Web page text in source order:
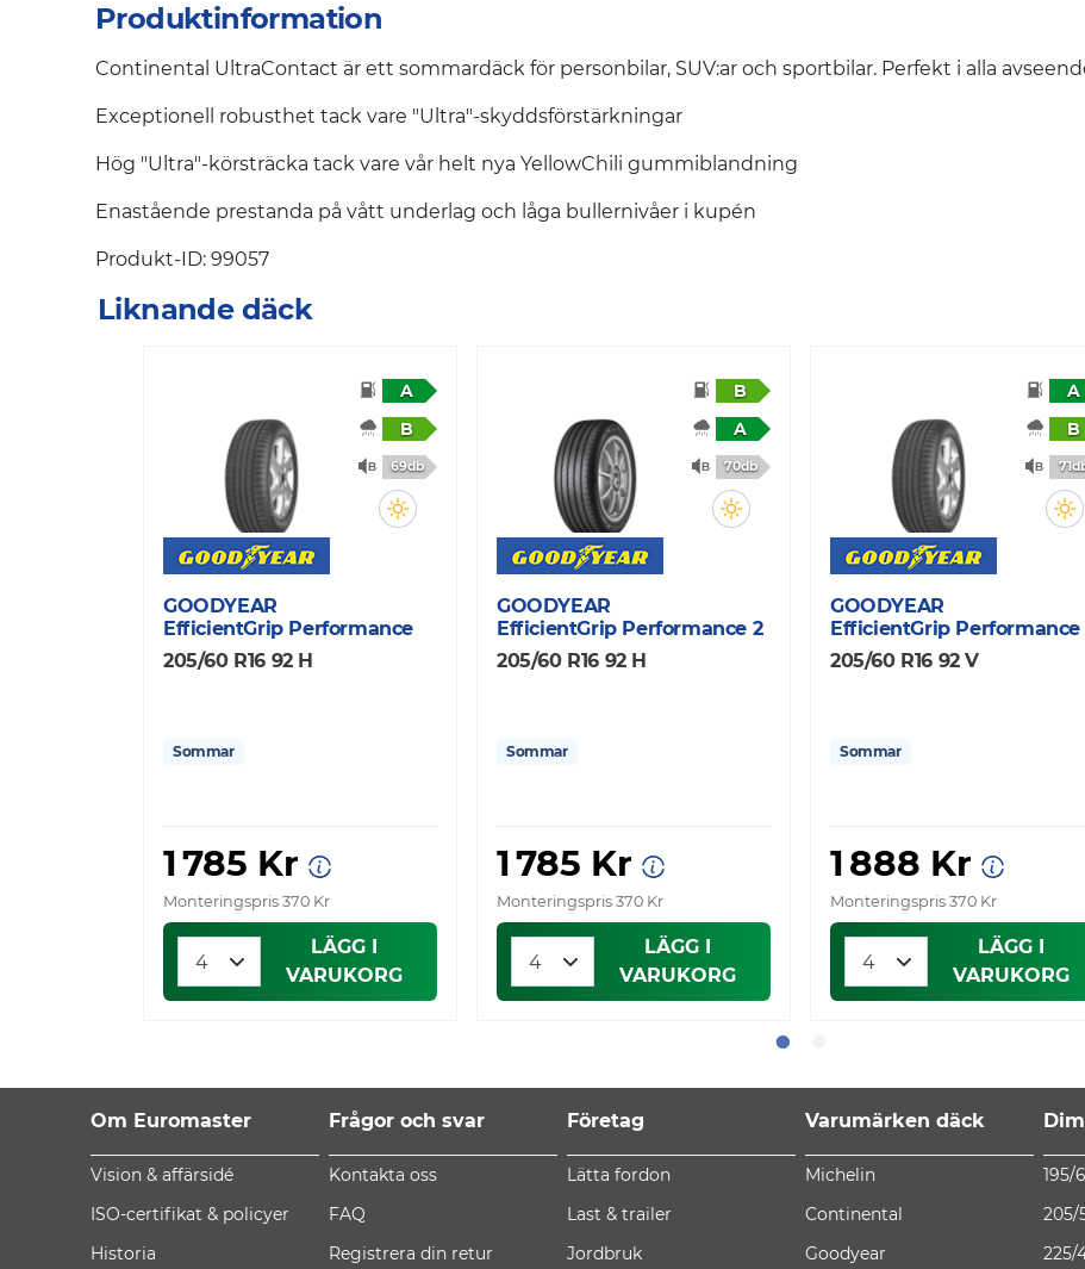
Produktinformation
Continental UltraContact är ett sommardäck för personbilar, SUV:ar och sportbilar. Perfekt i alla
Exceptionell robusthet tack vare "Ultra"-skyddsförstärkningar
Hög "Ultra"-körsträcka tack vare vår helt nya YellowChili gummiblandning
Enastående prestanda på vått underlag och låga bullernivåer i kupén
Produkt-ID: 99057
Liknande däck
A
B
69db
GOODYEAR
EfficientGrip Performance
205/60 R16 92 H
Sommar
1 785 Kr
Monteringspris 370 Kr
LÄGG I
VARUKORG
B
A
70db
GOODYEAR
EfficientGrip Performance 2
205/60 R16 92 H
Sommar
1 785 Kr
Monteringspris 370 Kr
LÄGG I
VARUKORG
A
B
GOODYEAR
EfficientGrip Performance
205/60 R16 92 V
Sommar
1 888 Kr
Monteringspris 370 Kr
LÄGG I
VARUKORG
Om Euromaster
Vision & affärsidé
ISO-certifikat & policyer
Historia
Frågor och svar
Kontakta oss
FAQ
Registrera din retur
Företag
Lätta fordon
Last & trailer
Jordbruk
Varumärken däck
Michelin
Continental
Goodyear
195/
205/
225/